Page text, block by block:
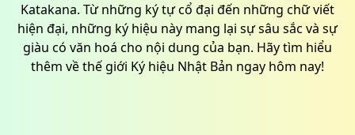
Katakana. Từ những ký tự cổ đại đến những chữ viết
hiện đại, những ký hiệu này mang lại sự sâu sắc và sự
giàu có văn hoá cho nội dung của bạn. Hãy tìm hiểu
thêm về thế giới Ký hiệu Nhật Bản ngay hôm nay!